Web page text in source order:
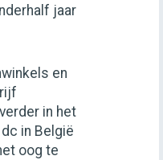
jaar
en
in het
in België
oog te